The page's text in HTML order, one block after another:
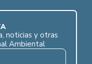
noticias y otras
Ambiental